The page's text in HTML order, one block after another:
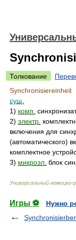
Толкование
Synchronisiereinheit
сущ.
1) комп.
2) электр.
включения для
(автоматического)
комплектное
3) микроэл. блок
Универсальный немецко-
Игры ⚽
Нужно